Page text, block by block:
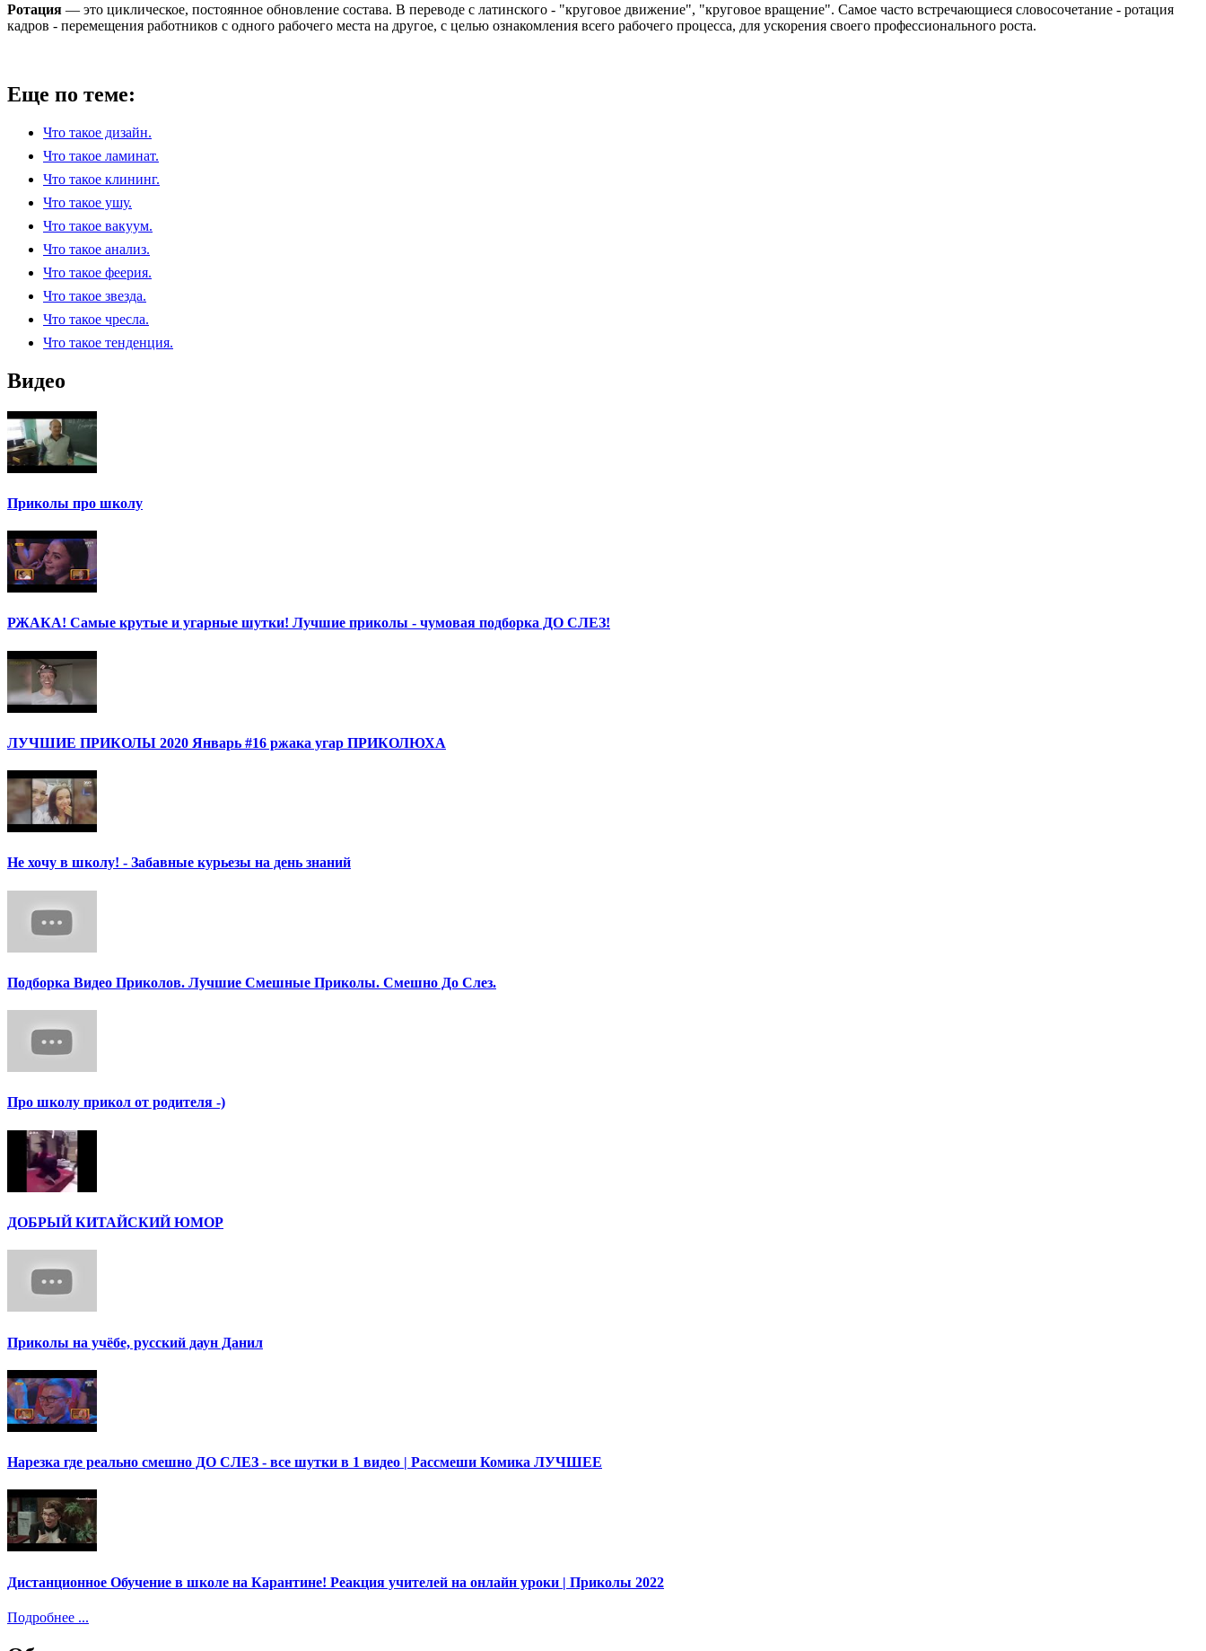
Ротация — это циклическое, постоянное обновление состава. В переводе с латинского - "круговое движение", "круговое вращение". Самое часто встречающиеся словосочетание - ротация
кадров - перемещения работников с одного рабочего места на другое, с целью ознакомления всего рабочего процесса, для ускорения своего профессионального роста.
Еще по теме:
Что такое дизайн.
Что такое ламинат.
Что такое клининг.
Что такое ушу.
Что такое вакуум.
Что такое анализ.
Что такое феерия.
Что такое звезда.
Что такое чресла.
Что такое тенденция.
Видео
Приколы про школу
РЖАКА! Самые крутые и угарные шутки! Лучшие приколы - чумовая подборка ДО СЛЕЗ!
ЛУЧШИЕ ПРИКОЛЫ 2020 Январь #16 ржака угар ПРИКОЛЮХА
Не хочу в школу! - Забавные курьезы на день знаний
Подборка Видео Приколов. Лучшие Смешные Приколы. Смешно До Слез.
Про школу прикол от родителя -)
ДОБРЫЙ КИТАЙСКИЙ ЮМОР
Приколы на учёбе, русский даун Данил
Нарезка где реально смешно ДО СЛЕЗ - все шутки в 1 видео | Рассмеши Комика ЛУЧШЕЕ
Дистанционное Обучение в школе на Карантине! Реакция учителей на онлайн уроки | Приколы 2022
Подробнее ...